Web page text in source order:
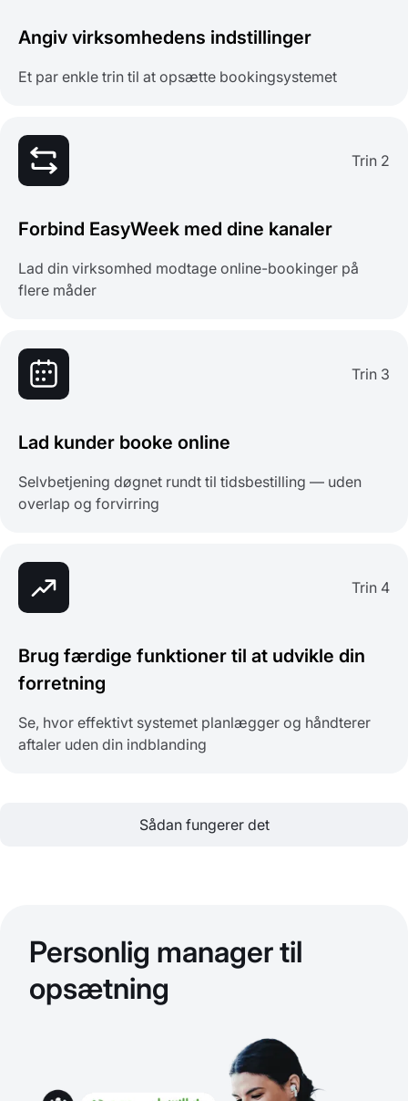
Angiv virksomhedens indstillinger
Et par enkle trin til at opsætte bookingsystemet
Trin 2
Forbind EasyWeek med dine kanaler
Lad din virksomhed modtage online-bookinger på
flere måder
Trin 3
Lad kunder booke online
Selvbetjening døgnet rundt til tidsbestilling — uden
overlap og forvirring
Trin 4
Brug færdige funktioner til at udvikle din
forretning
Se, hvor effektivt systemet planlægger og håndterer
aftaler uden din indblanding
Sådan fungerer det
Personlig manager til
opsætning